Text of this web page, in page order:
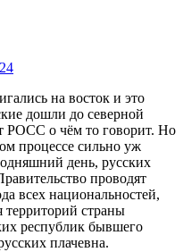
на восток и это
дошли до северной
РОСС о чём то говорит. Но
процессе сильно уж
день, русских
проводят
всех национальностей,
территорий страны
республик бывшего
плачевна.